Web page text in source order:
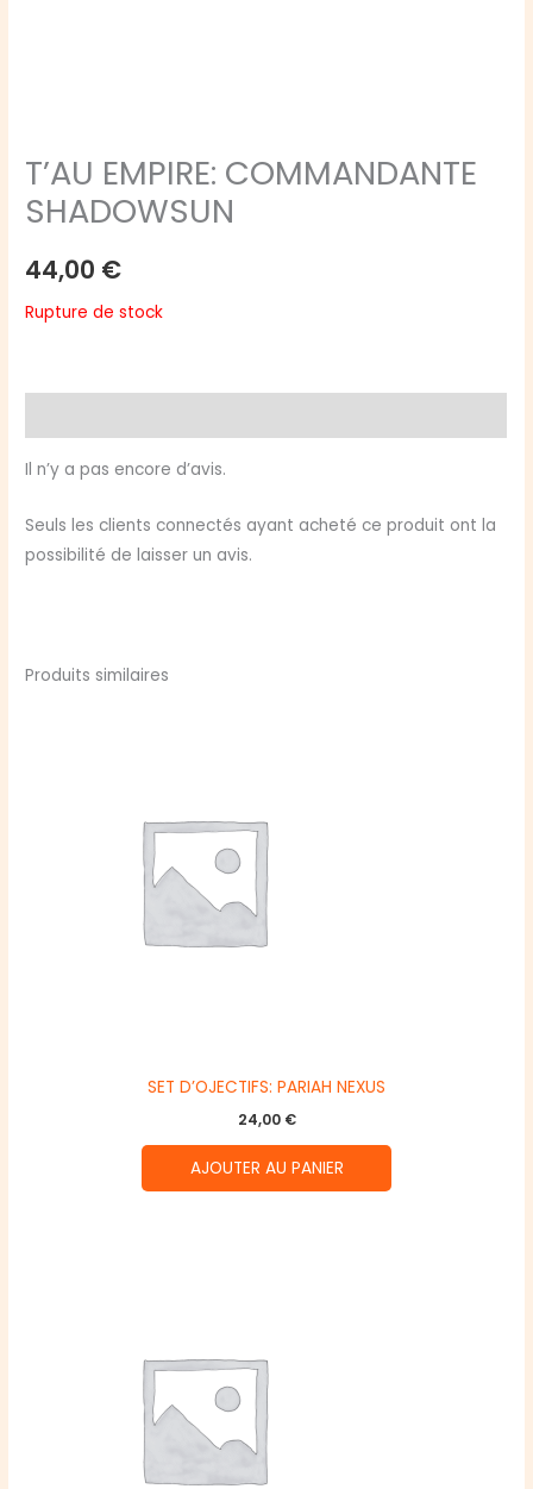
T’AU EMPIRE: COMMANDANTE
SHADOWSUN
44,00 €
Rupture de stock
Il n’y a pas encore d’avis.
Seuls les clients connectés ayant acheté ce produit ont la
possibilité de laisser un avis.
Produits similaires
SET D’OJECTIFS: PARIAH NEXUS
24,00 €
AJOUTER AU PANIER